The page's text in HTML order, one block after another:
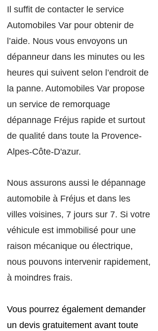
Il suffit de contacter le service
Automobil es Var pour obtenir de
l’aide. Nous vous envoyons un
dépanneur dans les minutes ou les
heures qui suivent selon l’endroit de
la panne. Automobiles Var propose
un service de remorquage
dépannage Fréjus rapide et surtout
de qualité dans toute la Provence-
Alpes-Côte-D'azur.
Nous assurons aussi le dépannage
automobile à Fréjus et dans les
villes voisines, 7 jours sur 7. Si votre
véhicule est immobilisé pour une
raison mécanique ou électrique,
nous pouvons intervenir rapidement,
à moindres frais.
Vous pourrez également demander
un devis gratuitement avant toute